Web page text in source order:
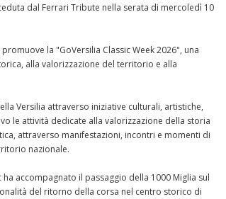
dal Ferrari Tribute nella serata di mercoledì 10
la "GoVersilia Classic Week 2026", una
alla valorizzazione del territorio e alla
Versilia attraverso iniziative culturali, artistiche,
le attività dedicate alla valorizzazione della storia
attraverso manifestazioni, incontri e momenti di
nazionale.
accompagnato il passaggio della 1000 Miglia sul
del ritorno della corsa nel centro storico di